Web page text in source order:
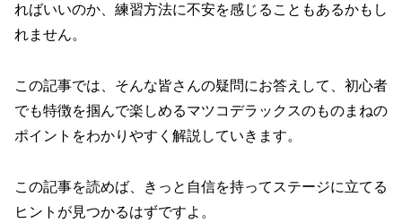
ればいいのか、練習方法に不安を感じることもあるかもし
れません。
この記事では、そんな皆さんの疑問にお答えして、初心者
でも特徴を掴んで楽しめるマツコデラックスのものまねの
ポイントをわかりやすく解説していきます。
この記事を読めば、きっと自信を持ってステージに立てる
ヒントが見つかるはずですよ。